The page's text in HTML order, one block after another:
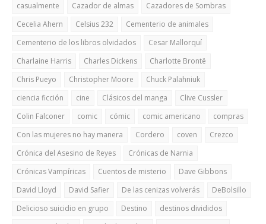
casualmente
Cazador de almas
Cazadores de Sombras
Cecelia Ahern
Celsius 232
Cementerio de animales
Cementerio de los libros olvidados
Cesar Mallorquí
Charlaine Harris
Charles Dickens
Charlotte Brontë
Chris Pueyo
Christopher Moore
Chuck Palahniuk
ciencia ficción
cine Clásicos del manga
Clive Cussler
Colin Falconer
comic cómic comic americano
compras
Con las mujeres no hay manera
Cordero coven
Crezco
Crónica del Asesino de Reyes
Crónicas de Narnia
Crónicas Vampíricas
Cuentos de misterio
Dave Gibbons
David Lloyd
David Safier De las cenizas volverás
DeBolsillo
Delicioso suicidio en grupo
Destino
destinos divididos